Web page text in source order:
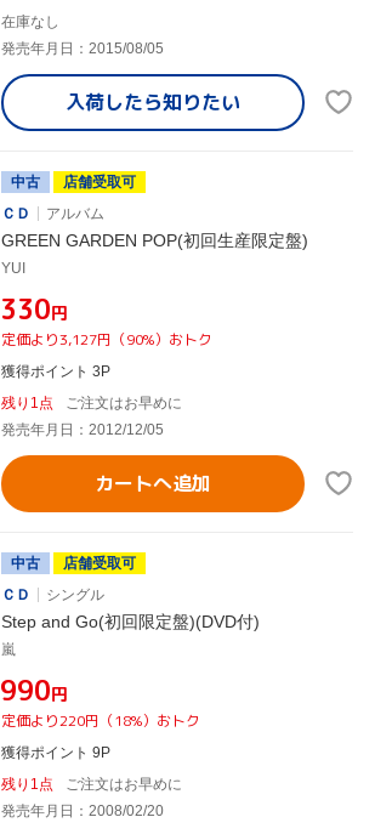
在庫なし
発売年月日：2015/08/05
入荷したら知りたい
中古
店舗受取可
ＣＤ
アルバム
GREEN GARDEN POP(初回生産限定盤)
YUI
¥330円
定価より3,127円（90%）おトク
獲得ポイント 3P
残り1点
ご注文はお早めに
発売年月日：2012/12/05
カートへ追加
中古
店舗受取可
ＣＤ
シングル
Step and Go(初回限定盤)(DVD付)
嵐
¥990円
定価より220円（18%）おトク
獲得ポイント 9P
残り1点
ご注文はお早めに
発売年月日：2008/02/20